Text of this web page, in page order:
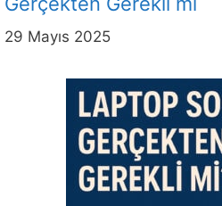
29 Mayıs 2025